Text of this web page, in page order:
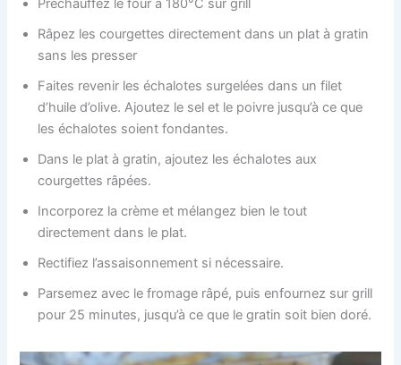
Préchauffez le four à 180°C sur grill
Râpez les courgettes directement dans un plat à gratin
sans les presser
Faites revenir les échalotes surgelées dans un filet
d’huile d’olive. Ajoutez le sel et le poivre jusqu’à ce que
les échalotes soient fondantes.
Dans le plat à gratin, ajoutez les échalotes aux
courgettes râpées.
Incorporez la crème et mélangez bien le tout
directement dans le plat.
Rectifiez l’assaisonnement si nécessaire.
Parsemez avec le fromage râpé, puis enfournez sur grill
pour 25 minutes, jusqu’à ce que le gratin soit bien doré.